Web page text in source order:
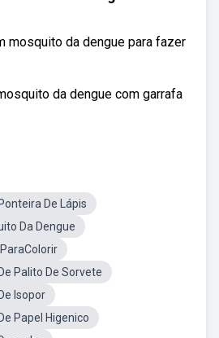
mosquito da dengue para fazer
da dengue com garrafa
De Lápis
Da Dengue
Palito De Sorvete
Isopor
Papel Higenico